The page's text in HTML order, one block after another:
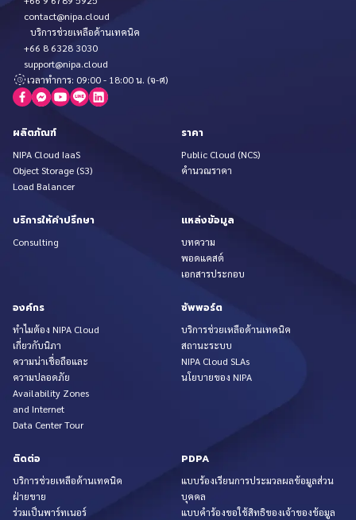
contact@nipa.cloud
บริการช่วยเหลือด้านเทคนิค
+66 8 6328 3030
support@nipa.cloud
เวลาทำการ: 09:00 - 18:00 น. (จ-ศ)
ผลิตภัณฑ์
NIPA Cloud IaaS
Object Storage (S3)
Load Balancer
ราคา
Public Cloud (NCS)
คำนวณราคา
บริการให้คำปรึกษา
Consulting
แหล่งข้อมูล
บทความ
พอดแคสต์
เอกสารประกอบ
องค์กร
ทำไมต้อง NIPA Cloud
เกี่ยวกับนิภา
ความน่าเชื่อถือและ
ความปลอดภัย
Availability Zones
and Internet
Data Center Tour
ซัพพอร์ต
บริการช่วยเหลือด้านเทคนิค
สถานะระบบ
NIPA Cloud SLAs
นโยบายของ NIPA
ติดต่อ
บริการช่วยเหลือด้านเทคนิค
ฝ่ายขาย
ร่วมเป็นพาร์ทเนอร์
PDPA
แบบร้องเรียนการประมวลผลข้อมูลส่วน
บุคคล
แบบคำร้องขอใช้สิทธิของเจ้าของข้อมูล